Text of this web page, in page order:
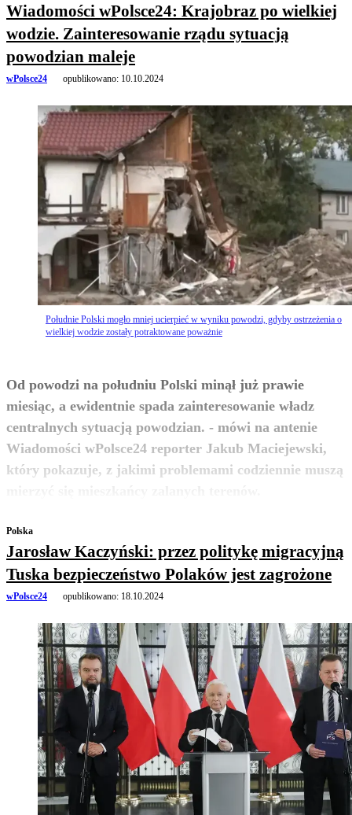
Wiadomości wPolsce24: Krajobraz po wielkiej
wodzie. Zainteresowanie rządu sytuacją
powodzian maleje
wPolsce24 opublikowano: 10.10.2024
Południe Polski mogło mniej ucierpieć w wyniku powodzi, gdyby ostrzeżenia o
wielkiej wodzie zostały potraktowane poważnie
Od powodzi na południu Polski minął już prawie
miesiąc, a ewidentnie spada zainteresowanie władz
centralnych sytuacją powodzian. - mówi na antenie
Wiadomości wPolsce24 reporter Jakub Maciejewski,
który pokazuje, z jakimi problemami codziennie muszą
zobacz więcej
Polska
Jarosław Kaczyński: przez politykę migracyjną
Tuska bezpieczeństwo Polaków jest zagrożone
wPolsce24 opublikowano: 18.10.2024